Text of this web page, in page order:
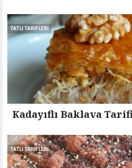
TATLI TARIFLERI
Kadayıflı Baklava
TATLI TARIFLERI